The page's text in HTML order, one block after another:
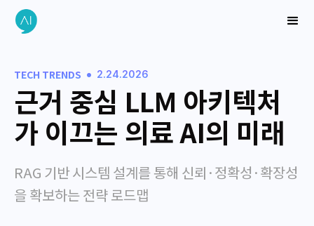
TECH TRENDS • 2.24.2026
근거 중심 LLM 아키텍처
가 이끄는 의료 AI의 미래
RAG 기반 시스템 설계를 통해 신뢰·정확성·확장성
을 확보하는 전략 로드맵